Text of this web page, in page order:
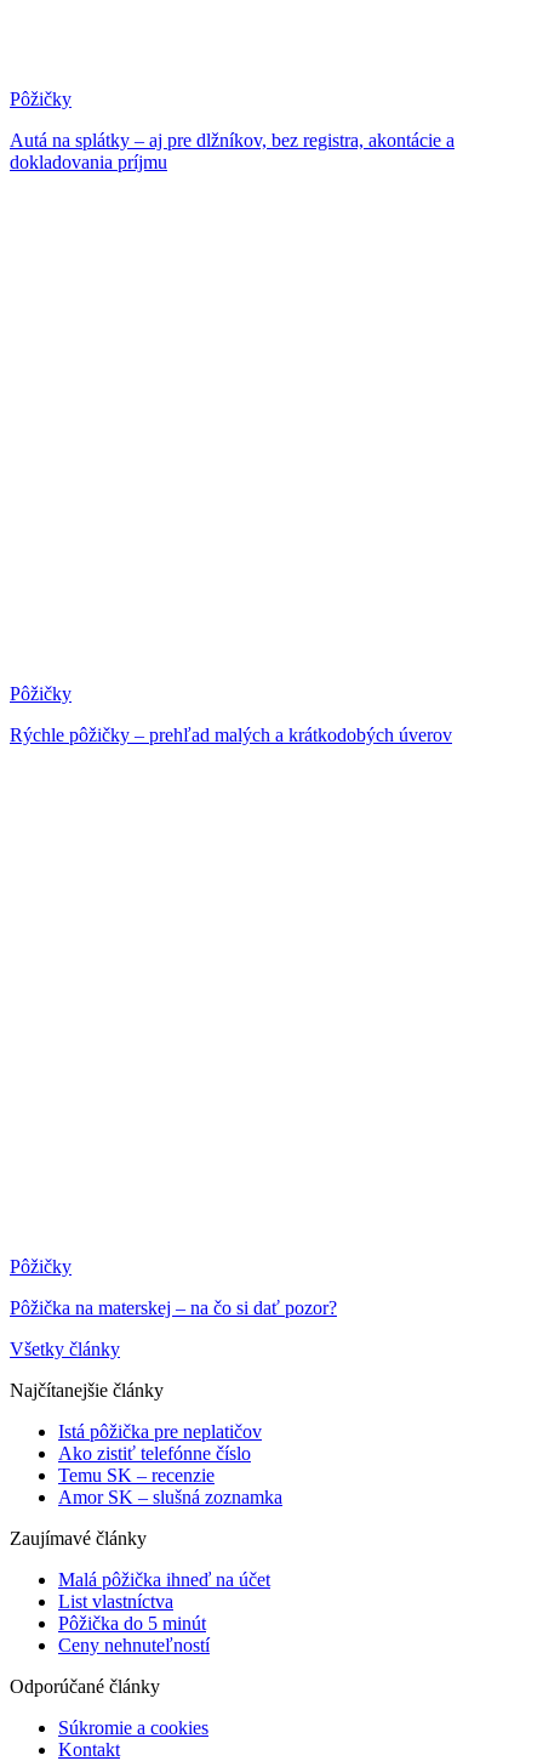
Pôžičky
Autá na splátky – aj pre dlžníkov, bez registra, akontácie a
dokladovania príjmu
Pôžičky
Rýchle pôžičky – prehľad malých a krátkodobých úverov
Pôžičky
Pôžička na materskej – na čo si dať pozor?
Všetky články
Najčítanejšie články
Istá pôžička pre neplatičov
Ako zistiť telefónne číslo
Temu SK – recenzie
Amor SK – slušná zoznamka
Zaujímavé články
Malá pôžička ihneď na účet
List vlastníctva
Pôžička do 5 minút
Ceny nehnuteľností
Odporúčané články
Súkromie a cookies
Kontakt